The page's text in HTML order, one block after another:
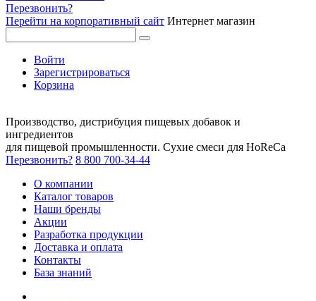
Перезвонить?
Перейти на корпоративный сайт Интернет магазин
Войти
Зарегистрироваться
Корзина
Производство, дистрибуция пищевых добавок и
ингредиентов
для пищевой промышленности. Сухие смеси для HoReCa
Перезвонить? 8 800 700-34-44
О компании
Каталог товаров
Наши бренды
Акции
Разработка продукции
Доставка и оплата
Контакты
База знаний